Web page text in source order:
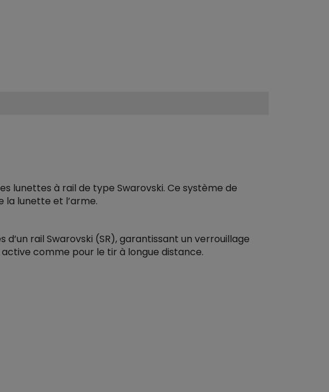
lunettes à rail de type Swarovski. Ce système de
la lunette et l’arme.
rail Swarovski (SR), garantissant un verrouillage
comme pour le tir à longue distance.